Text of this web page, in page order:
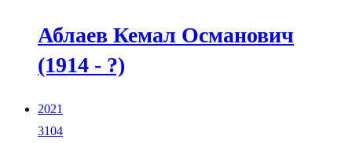
Аблаев Кемал Османович
(1914 - ?)
2021
3104